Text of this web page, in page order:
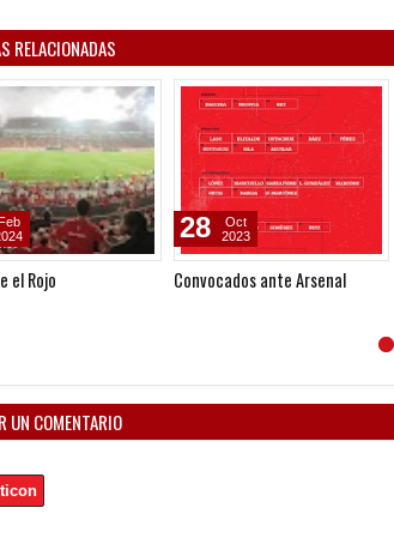
RELACIONADAS
el Rojo
Feb
Convocados ante Arsenal
28
Oct
2023
UN COMENTARIO